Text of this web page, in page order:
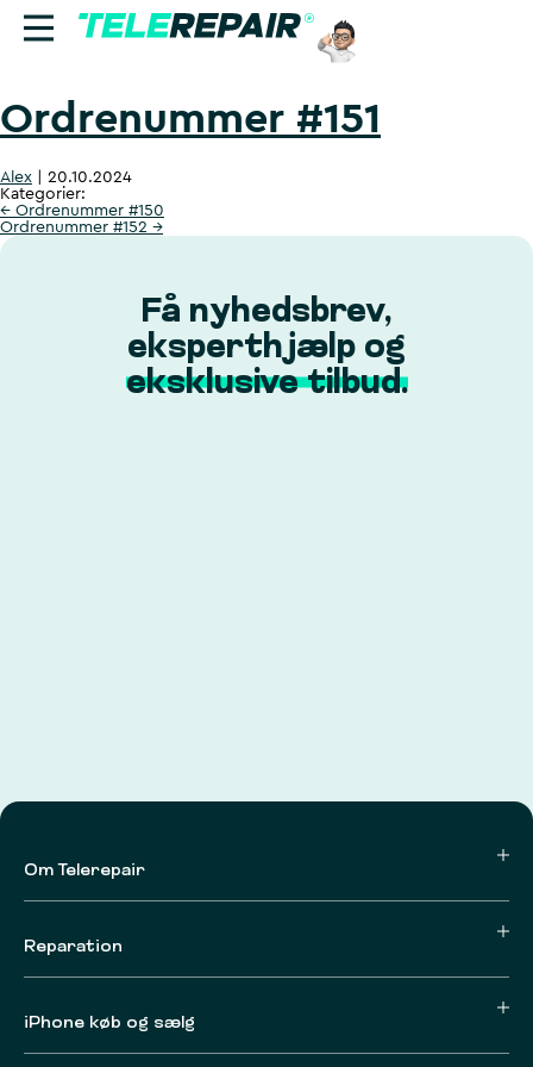
Reparation
Sælg
Find butik
Ring til os:
+45 70 60 55 90
Ordrenummer #151
Alex
20.10.2024
Kategorier:
← Ordrenummer #150
Ordrenummer #152 →
Få nyhedsbrev,
eksperthjælp og
eksklusive tilbud.
Om Telerepair
Reparation
iPhone køb og sælg